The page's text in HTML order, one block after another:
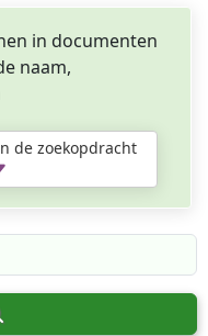
in documenten
naam,
de zoekopdracht